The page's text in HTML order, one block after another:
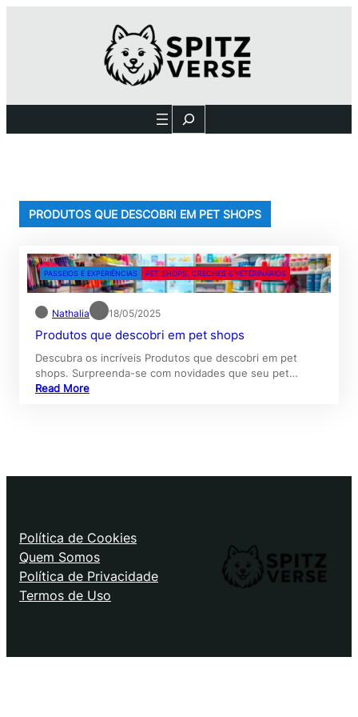
Search
PRODUTOS QUE DESCOBRI EM PET SHOPS
PASSEIOS E EXPERIÊNCIAS PET SHOPS, CRECHES E VETERINÁRIOS
Nathalia 18/05/2025
Produtos que descobri em pet shops
Descubra os incríveis Produtos que descobri em pet
shops. Surpreenda-se com novidades que seu pet…
Read More
Política de Cookies
Quem Somos
Política de Privacidade
Termos de Uso